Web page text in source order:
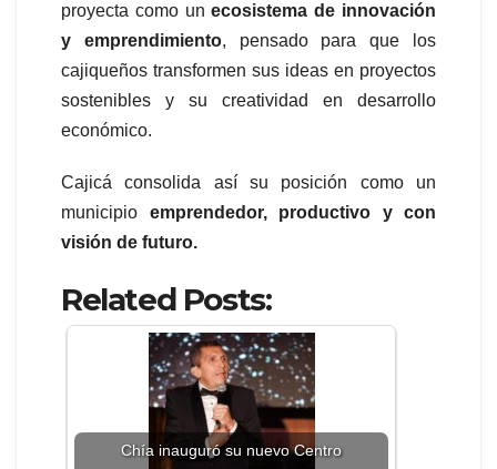
proyecta como unecosistema de innovación
y emprendimiento, pensado para que los
cajiqueños transformen sus ideas en proyectos
sostenibles y su creatividad en desarrollo
económico.
Cajicá consolida así su posición como un
municipio emprendedor, productivo y con
visión de futuro.
Related Posts:
Chía inauguró su nuevo Centro